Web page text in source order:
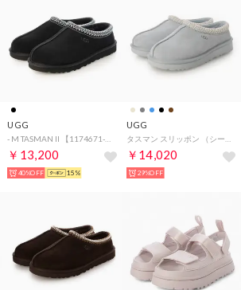
UGG
￥13,200
40%OFF 15%
UGG
￥14,020
29%OFF